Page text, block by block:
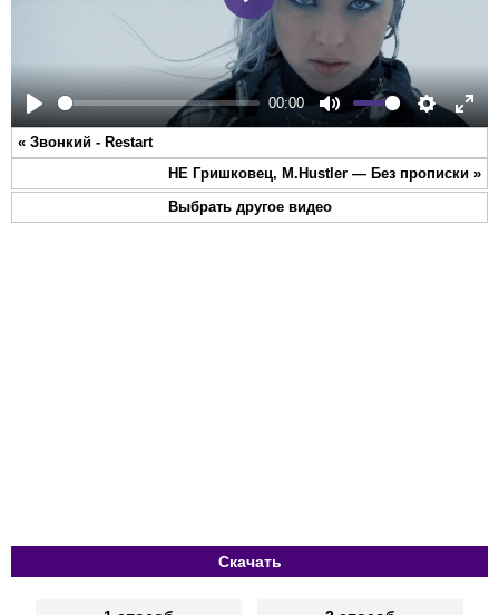
Play
00:00
Mute Settings
Play
« Звонкий - Restart
НЕ Гришковец, M.Hustler — Без прописки »
Выбрать другое видео
Скачать